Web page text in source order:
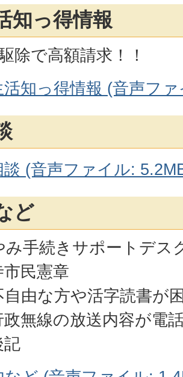
知っ得情報
除で高額請求！！
活知っ得情報 (音声フ
談 (音声ファイル:
ど
み手続きサポートデス
民憲章
自由な方や活字読書が
政無線の放送内容が電
記